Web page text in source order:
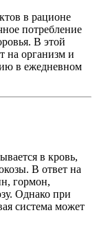
в рационе
потребление
В этой
на организм и
в ежедневном
в кровь,
В ответ на
гормон,
Однако при
система может